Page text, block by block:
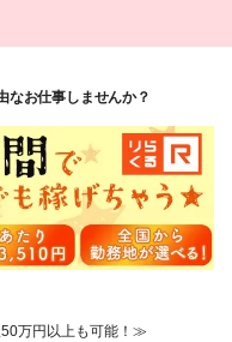
週20時間以上 2,520円～ ④
2,840円～ ※詳細は、面談
なお仕事しませんか？
万円以上も可能！≫